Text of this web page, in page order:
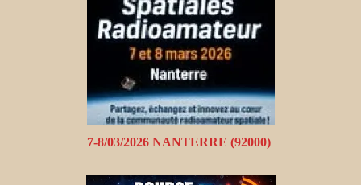
7-8/03/2026 NANTERRE (92000)